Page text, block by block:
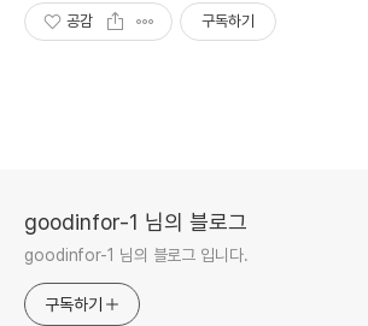
공감 구독하기
goodinfor-1 님의 블로그
goodinfor-1 님의 블로그 입니다.
구독하기